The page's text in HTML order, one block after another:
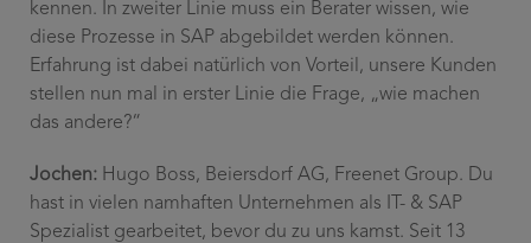
kennen. In zweiter Linie muss ein Berater wissen, wie
diese Prozesse in SAP abgebildet werden können.
Erfahrung ist dabei natürlich von Vorteil, unsere Kunden
stellen nun mal in erster Linie die Frage, „wie machen
das andere?“
Jochen: Hugo Boss, Beiersdorf AG, Freenet Group. Du
hast in vielen namhaften Unternehmen als IT- & SAP
Spezialist gearbeitet, bevor du zu uns kamst. Seit 13